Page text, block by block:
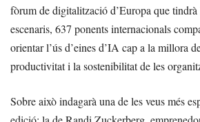
fòrum de digitalització d’Europa que
escenaris, 637 ponents internacionals
orientar l’ús d’eines d’IA cap a la millora
productivitat i la sostenibilitat de les
Sobre això indagarà una de les veus més